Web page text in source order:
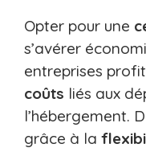
Opter pour une
s’avérer
entreprises
coûts liés aux
l’hébergement.
grâce à la